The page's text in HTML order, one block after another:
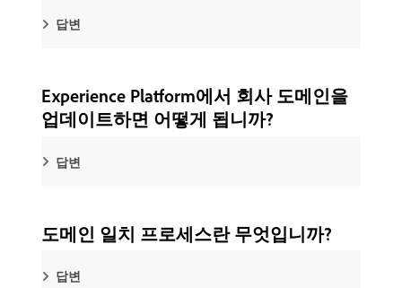
답변
Experience Platform에서 회사 도메인을
업데이트하면 어떻게 됩니까?
답변
도메인 일치 프로세스란 무엇입니까?
답변